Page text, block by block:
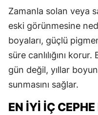
Zamanla solan veya
eski görünmesine
boyaları, güçlü
süre canlılığını
gün değil, yıllar
sunmasını sağlar.
EN İYI İÇ